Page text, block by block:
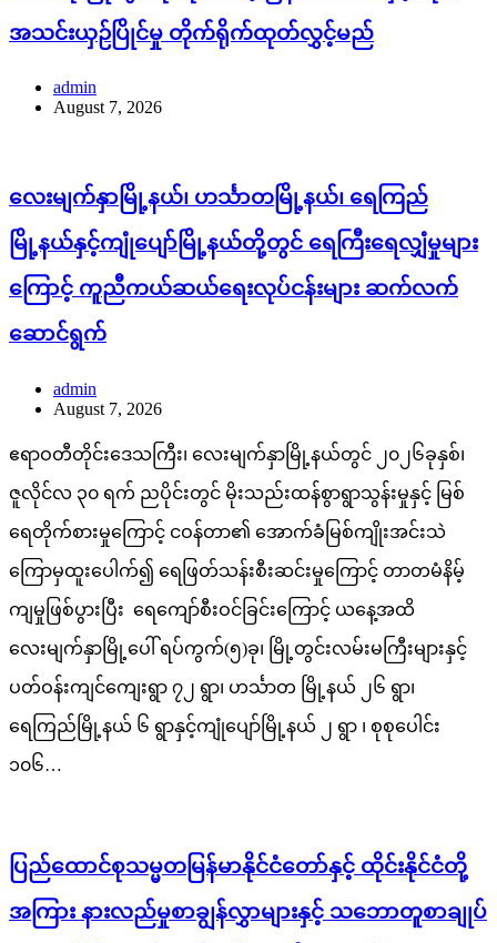
အသင်းယှဉ်ပြိုင်မှု တိုက်ရိုက်ထုတ်လွှင့်မည်
admin
August 7, 2026
လေးမျက်နှာမြို့နယ်၊ ဟင်္သာတမြို့နယ်၊ ရေကြည်
မြို့နယ်နှင့်ကျုံပျော်မြို့နယ်တို့တွင် ရေကြီးရေလျှံမှုများ
ကြောင့် ကူညီကယ်ဆယ်ရေးလုပ်ငန်းများ ဆက်လက်
ဆောင်ရွက်
admin
August 7, 2026
ဧရာဝတီတိုင်းဒေသကြီး၊ လေးမျက်နှာမြို့နယ်တွင် ၂၀၂၆ခုနှစ်၊
ဇူလိုင်လ ၃၀ ရက် ညပိုင်းတွင် မိုးသည်းထန်စွာရွာသွန်းမှုနှင့် မြစ်
ရေတိုက်စားမှုကြောင့် ငဝန်တာ၏ အောက်ခံမြစ်ကျိုးအင်းသဲ
ကြောမှထူးပေါက်၍ ရေဖြတ်သန်းစီးဆင်းမှုကြောင့် တာတမံနိမ့်
ကျမှုဖြစ်ပွားပြီး ရေကျော်စီးဝင်ခြင်းကြောင့် ယနေ့အထိ
လေးမျက်နှာမြို့ပေါ် ရပ်ကွက်(၅)ခု၊ မြို့တွင်းလမ်းမကြီးများနှင့်
ပတ်ဝန်းကျင်ကျေးရွာ ၇၂ ရွာ၊ ဟင်္သာတ မြို့နယ် ၂၆ ရွာ၊
ရေကြည်မြို့နယ် ၆ ရွာနှင့်ကျုံပျော်မြို့နယ် ၂ ရွာ ၊ စုစုပေါင်း
၁၀၆…
ပြည်ထောင်စုသမ္မတမြန်မာနိုင်ငံတော်နှင့် ထိုင်းနိုင်ငံတို့
အကြား နားလည်မှုစာချွန်လွှာများနှင့် သဘောတူစာချုပ်